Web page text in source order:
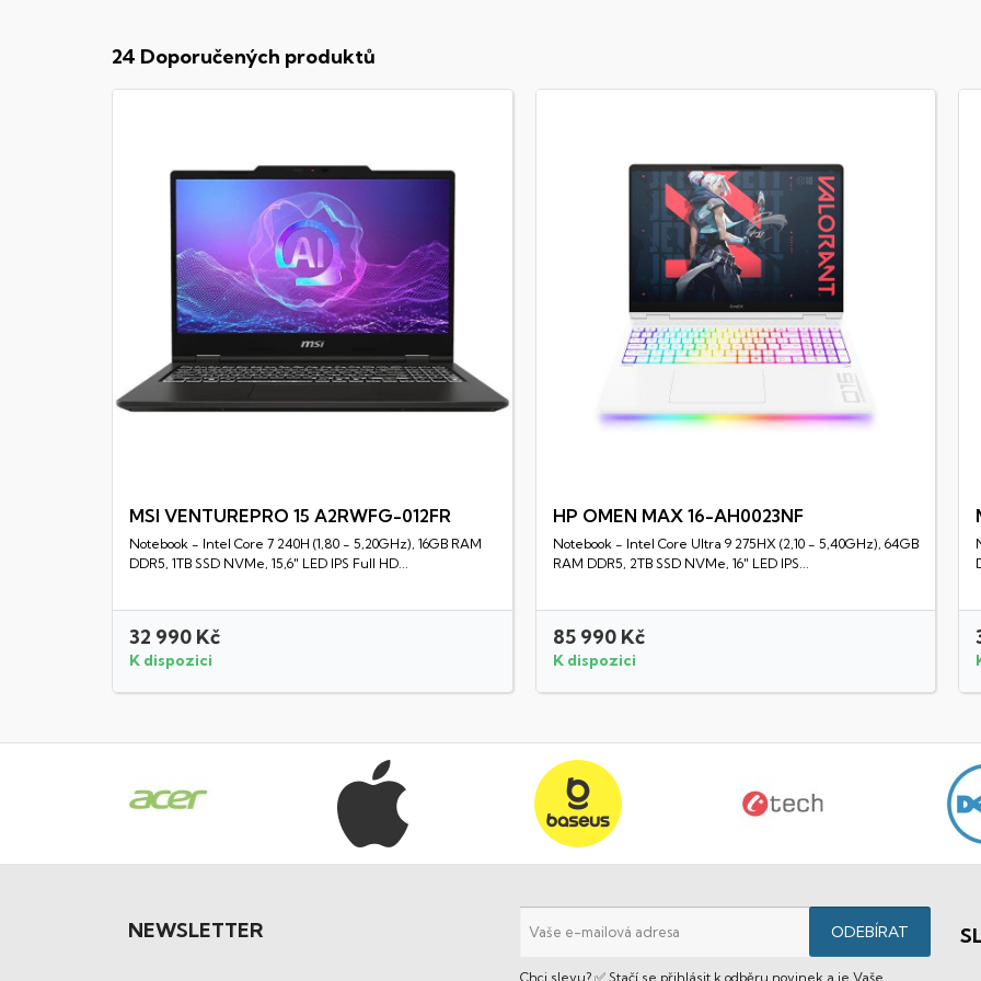
24 Doporučených produktů
Rychlý náhled
MSI VENTUREPRO 15 A2RWFG-012FR
Notebook - Intel Core 7 240H (1,80 - 5,20GHz), 16GB RAM
DDR5, 1TB SSD NVMe, 15,6" LED IPS Full HD...
32 990 Kč
K dispozici
Rychlý náhled
HP OMEN MAX 16-AH0023NF
Notebook - Intel Core Ultra 9 275HX (2,10 - 5,40GHz), 64GB
RAM DDR5, 2TB SSD NVMe, 16" LED IPS...
85 990 Kč
K dispozici
NEWSLETTER
Chci slevu? ✅ Stačí se přihlásit k odběru novinek a je Vaše.